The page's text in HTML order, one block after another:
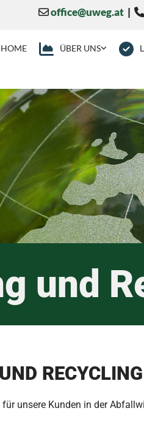
office@uweg.at| 
HOME ÜBER UNS
und
unsere Kunden in der